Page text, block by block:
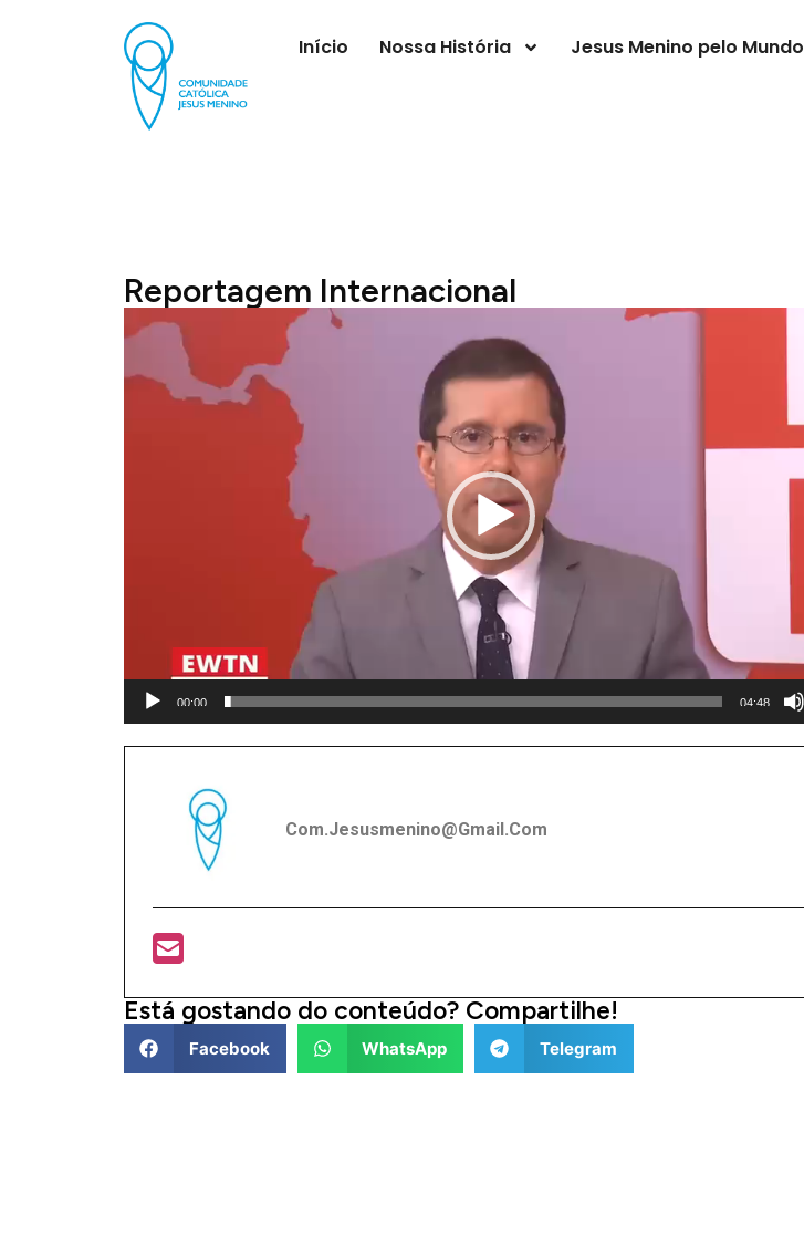
Início Nossa História Jesus Menino pelo Mundo
Reportagem Internacional
Tocador
vídeo
00:00 04:48
Com.jesusmenino@gmail.com
Está gostando do conteúdo? Compartilhe!
Facebook WhatsApp Telegram